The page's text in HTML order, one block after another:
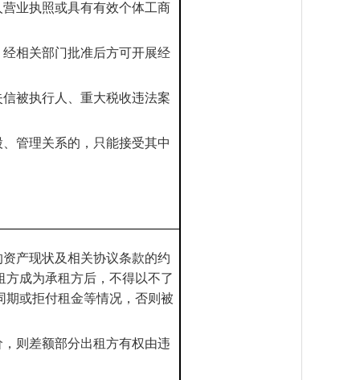
业执照或具有有效个体工商
相关部门批准后方可开展经
信被执行人、重大税收违法案
管理关系的，只能接受其中
产现状及相关协议条款的约
成为承租方后，不得以不了
或拒付租金等情况，否则被
则差额部分出租方有权由违